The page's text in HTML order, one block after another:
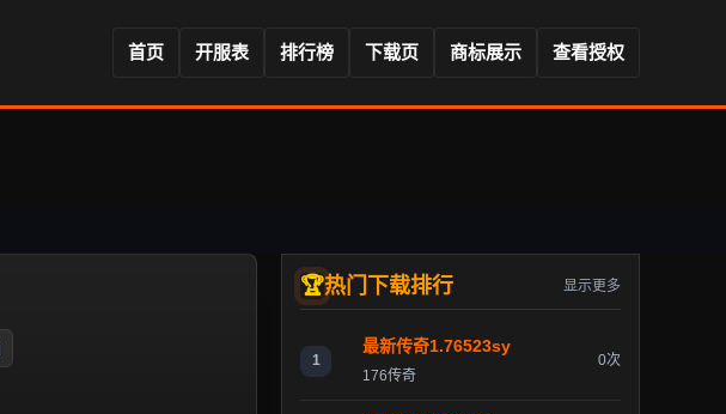
首页 开服表 排行榜 下载页 商标展示 查看授权
热门下载排行 显示更多
1
最新传奇1.76523sy
176传奇
0次